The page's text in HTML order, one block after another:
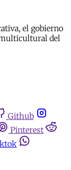
el gobierno
del
Github
Pinterest